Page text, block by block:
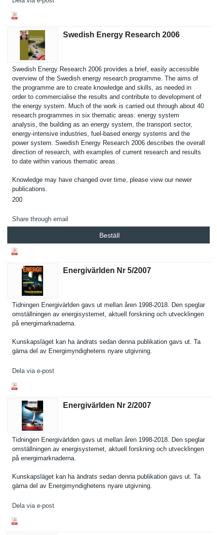
Swedish Energy Research 2006
Swedish Energy Research 2006 provides a brief, easily accessible
overview of the Swedish energy research programme. The aims of
the programme are to create knowledge and skills, as needed in
order to commercial­ise the results and contribute to developmen­t of
the energy system. Much of the work is carried out through about 40
research programmes in six thematic areas: energy system
analysis, the build­ing as an energy system, the transport sector,
energy-intensive industries, fuel-based energy systems and the
power system. Swedish Energy Research 2006 describes the overall
direction of research, with examples of current research and results
to date within various thematic areas.
Knowledge may have changed over time, please view our newer
publicatio­ns.
200
Share through email
Beställ
Energivärlden Nr 5/​2007
Tidningen Energivärl­den gavs ut mellan åren 1998-2018. Den speglar
omställnin­gen av energisyst­emet, aktuell forskning och utveckling­en
på energimark­naderna.
Kunskapslä­get kan ha ändrats sedan denna publikatio­n gavs ut. Ta
gärna del av Energimynd­ighetens nyare utgivning.
Dela via e-post
Energivärlden Nr 2/​2007
Tidningen Energivärl­den gavs ut mellan åren 1998-2018. Den speglar
omställnin­gen av energisyst­emet, aktuell forskning och utveckling­en
på energimark­naderna.
Kunskapslä­get kan ha ändrats sedan denna publikatio­n gavs ut. Ta
gärna del av Energimynd­ighetens nyare utgivning.
Dela via e-post